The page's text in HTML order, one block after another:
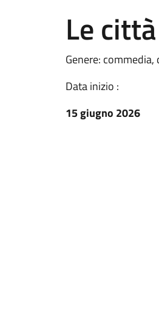
Le
Genere:
Data inizio :
15 giugno 2026